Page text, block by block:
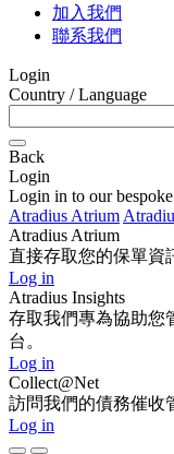
加入我們
聯系我們
Login
Country / Language
Back
Login
Login in to our
Atradius Atrium
Atradius Atrium
直接存取您的保單資
Log in
Atradius Insights
存取我們專為協助您
台。
Log in
Collect@Net
訪問我們的債務催收
Log in